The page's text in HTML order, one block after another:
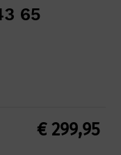
65
€299,95